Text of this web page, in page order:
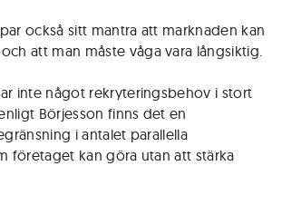
också sitt mantra att marknaden kan
att man måste våga vara långsiktig.
inte något rekryteringsbehov i stort
Börjesson finns det en
i antalet parallella
företaget kan göra utan att stärka